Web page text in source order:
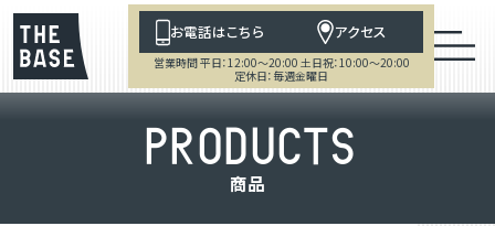
お電話はこちら アクセス
営業時間 平日：12:00～20:00 土日祝：10:00～20:00
定休日：毎週金曜日
PRODUCTS
商品